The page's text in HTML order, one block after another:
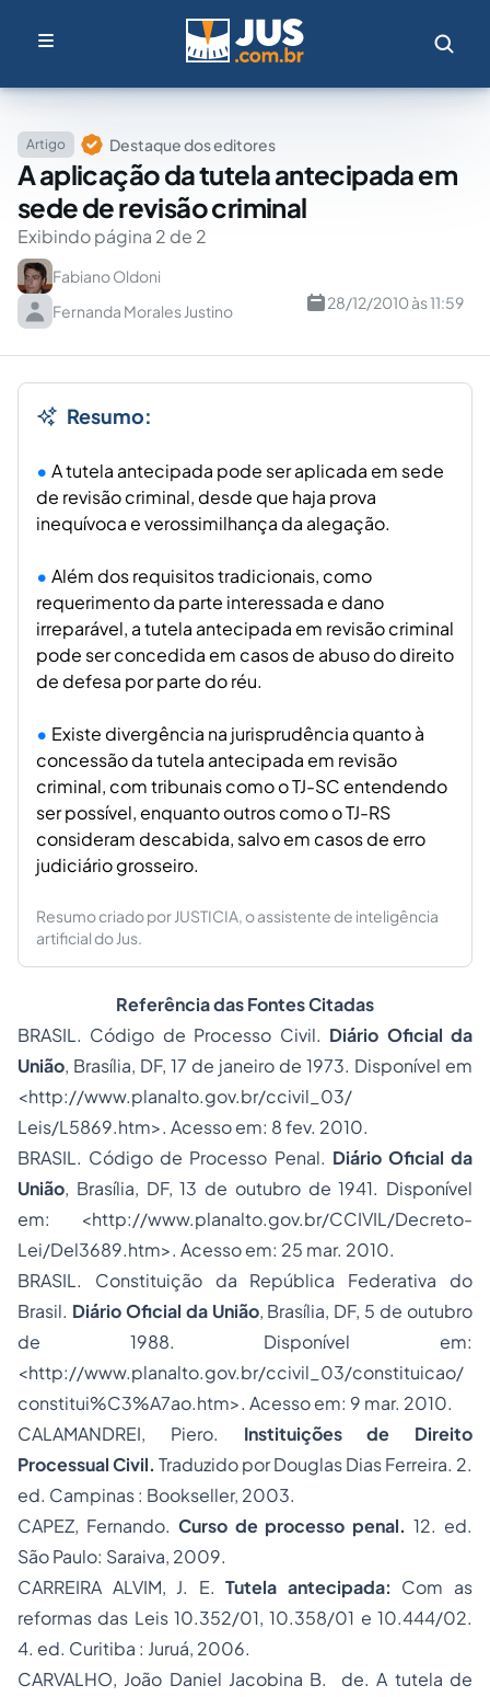
Artigo Destaque dos editores
A aplicação da tutela antecipada em
sede de revisão criminal
Exibindo página 2 de 2
Fabiano Oldoni
Fernanda Morales Justino
28/12/2010 às 11:59
Resumo:
A tutela antecipada pode ser aplicada em sede
de revisão criminal, desde que haja prova
inequívoca e verossimilhança da alegação.
Além dos requisitos tradicionais, como
requerimento da parte interessada e dano
irreparável, a tutela antecipada em revisão criminal
pode ser concedida em casos de abuso do direito
de defesa por parte do réu.
Existe divergência na jurisprudência quanto à
concessão da tutela antecipada em revisão
criminal, com tribunais como o TJ-SC entendendo
ser possível, enquanto outros como o TJ-RS
consideram descabida, salvo em casos de erro
judiciário grosseiro.
Resumo criado por JUSTICIA, o assistente de inteligência
artificial do Jus.
Referência das Fontes Citadas
BRASIL. Código de Processo Civil. Diário Oficial da
União, Brasília, DF, 17 de janeiro de 1973. Disponível em
<http://www.planalto.gov.br/ccivil_03/
Leis/L5869.htm>. Acesso em: 8 fev. 2010.
BRASIL. Código de Processo Penal. Diário Oficial da
União, Brasília, DF, 13 de outubro de 1941. Disponível
em: <http://www.planalto.gov.br/CCIVIL/Decreto-
Lei/Del3689.htm>. Acesso em: 25 mar. 2010.
BRASIL. Constituição da República Federativa do
Brasil. Diário Oficial da União, Brasília, DF, 5 de outubro
de 1988. Disponível em:
<http://www.planalto.gov.br/ccivil_03/constituicao/
constitui%C3%A7ao.htm>. Acesso em: 9 mar. 2010.
CALAMANDREI, Piero. Instituições de Direito
Processual Civil. Traduzido por Douglas Dias Ferreira. 2.
ed. Campinas : Bookseller, 2003.
CAPEZ, Fernando. Curso de processo penal.12. ed.
São Paulo: Saraiva, 2009.
CARREIRA ALVIM, J. E.Tutela antecipada: Com as
reformas das Leis 10.352/01, 10.358/01 e 10.444/02.
4. ed. Curitiba : Juruá, 2006.
CARVALHO, João Daniel Jacobina B. de. A tutela de